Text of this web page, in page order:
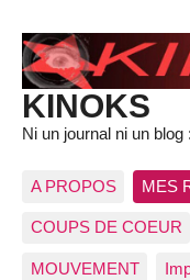
KINOKS
Ni un journal ni un
A PROPOS MES
COUPS DE COEUR
MOUVEMENT